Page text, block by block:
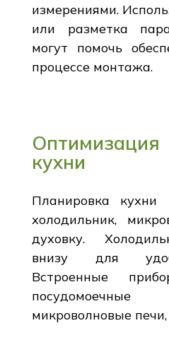
измерениями.
или разметка
могут помочь
процессе монтажа.
Оптимизация
кухни
Планировка кухни
холодильник,
духовку.
внизу для
Встроенные
микроволновые